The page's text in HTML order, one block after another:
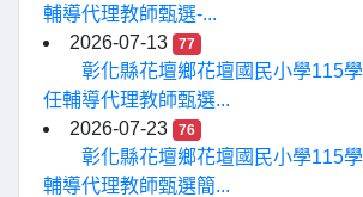
輔導代理教師甄選-...
2026-07-13
77
彰化縣花壇鄉花壇國民小學115
任輔導代理教師甄選...
2026-07-23
76
彰化縣花壇鄉花壇國民小學115
輔導代理教師甄選簡...